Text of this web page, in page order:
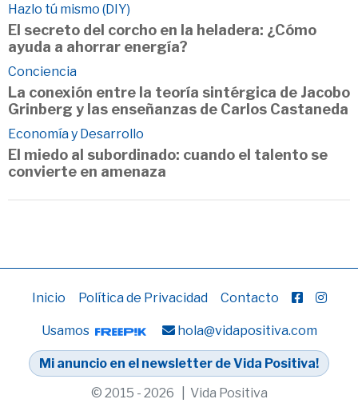
Hazlo tú mismo (DIY)
El secreto del corcho en la heladera: ¿Cómo
ayuda a ahorrar energía?
Conciencia
La conexión entre la teoría sintérgica de Jacobo
Grinberg y las enseñanzas de Carlos Castaneda
Economía y Desarrollo
El miedo al subordinado: cuando el talento se
convierte en amenaza
Inicio Política de Privacidad Contacto
Usamos hola@vidapositiva.com
Mi anuncio en el newsletter de Vida Positiva!
© 2015 - 2026 | Vida Positiva